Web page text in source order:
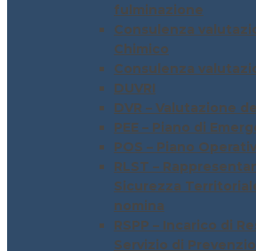
fulminazione
Consulenza
Chimico
Consulenza
DUVRI
DVR – Valutazione
PEE – Piano di
POS – Piano
RLST –
Sicurezza
nomina
RSPP – Incarico di
Servizio di